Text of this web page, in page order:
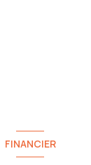
FINANCIER